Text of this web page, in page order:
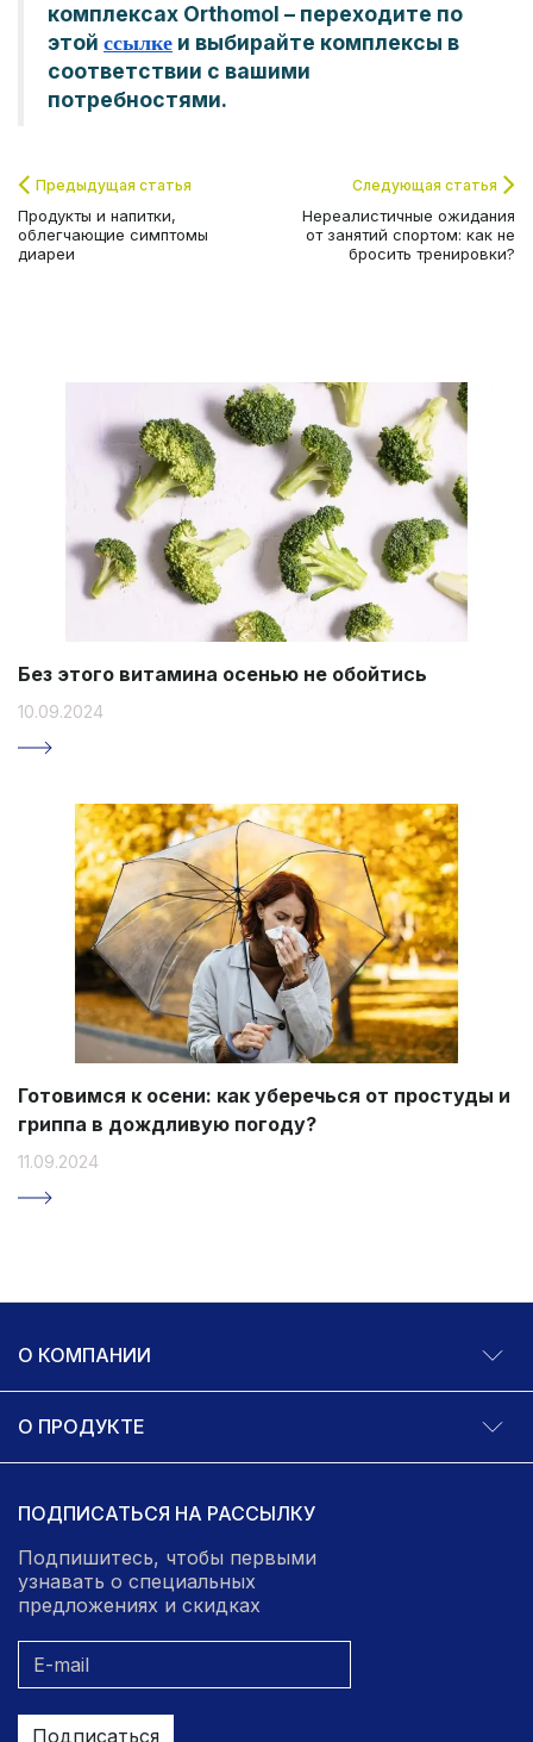
Без этого витамина осенью не обойтись
10.09.2024
Готовимся к осени: как уберечься от простуды и
гриппа в дождливую погоду?
11.09.2024
комплексах Orthomol – переходите по
этой ссылке и выбирайте комплексы в
соответствии с вашими
потребностями.
Предыдущая статья
Продукты и напитки,
облегчающие симптомы
диареи
Следующая статья
Нереалистичные ожидания
от занятий спортом: как не
бросить тренировки?
О КОМПАНИИ
О ПРОДУКТЕ
ПОДПИСАТЬСЯ НА РАССЫЛКУ
Подпишитесь, чтобы первыми
узнавать о специальных
предложениях и скидках
Подписаться